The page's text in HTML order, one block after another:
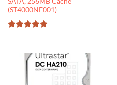
(ST4000NE001)